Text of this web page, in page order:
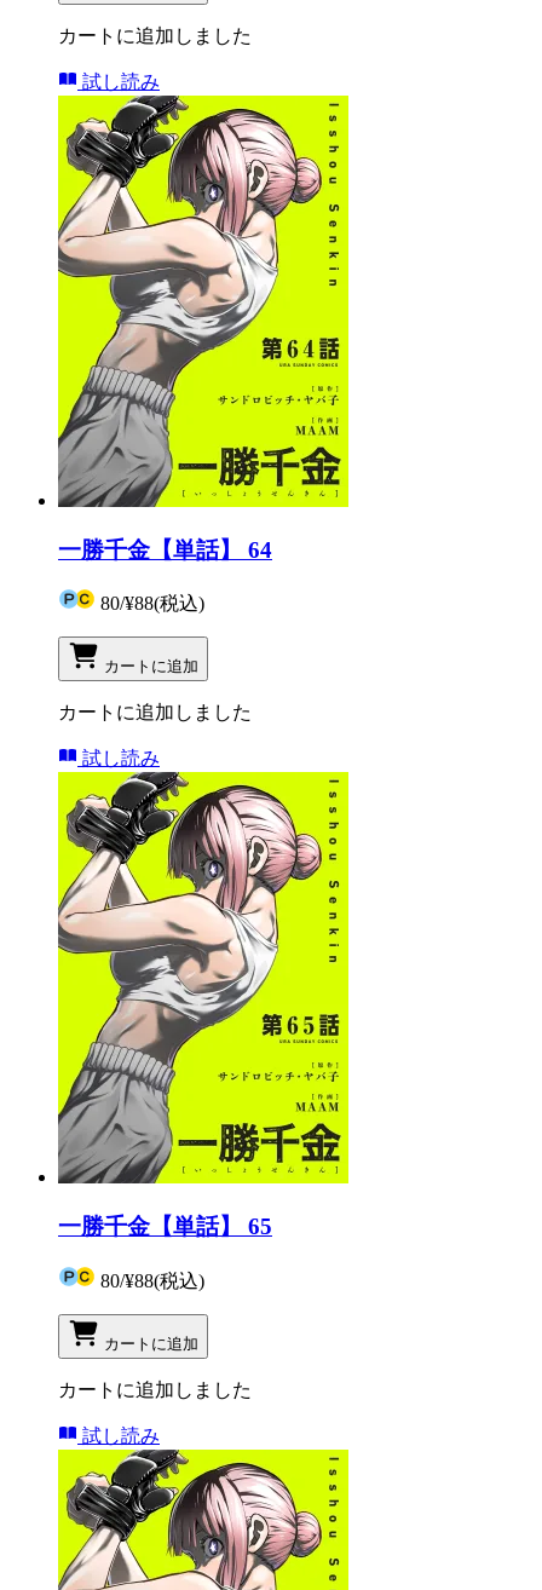
カートに追加しました
試し読み
一勝千金【単話】 64
80/¥88(税込)
カートに追加
カートに追加しました
試し読み
一勝千金【単話】 65
80/¥88(税込)
カートに追加
カートに追加しました
試し読み